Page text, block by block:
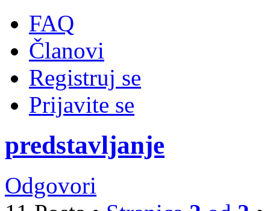
FAQ
Članovi
Registruj se
Prijavite se
predstavljanje
Odgovori